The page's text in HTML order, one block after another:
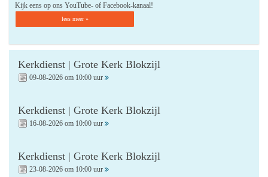
Kijk eens op ons YouTube- of Facebook-kanaal!
lees meer »
Kerkdienst | Grote Kerk Blokzijl
09-08-2026 om 10:00 uur
Kerkdienst | Grote Kerk Blokzijl
16-08-2026 om 10:00 uur
Kerkdienst | Grote Kerk Blokzijl
23-08-2026 om 10:00 uur